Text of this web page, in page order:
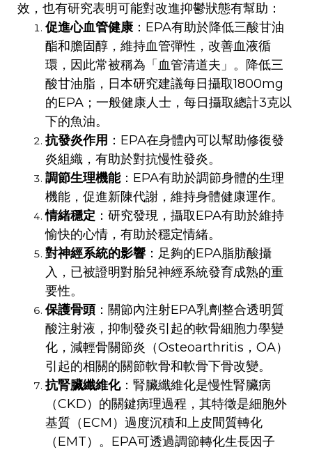
效，也有研究表明可能對改進抑鬱狀態有幫助：
促進心血管健康：EPA有助於降低三酸甘油
酯和膽固醇，維持血管彈性，改善血液循
環，因此常被稱為「血管清道夫」。降低三
酸甘油脂，日本研究建議每日攝取1800mg
的EPA；一般健康人士，每日攝取總計3克以
下的魚油。
抗發炎作用 ：EPA在身體內可以幫助修復發
炎組織，有助於對抗慢性發炎。
調節生理機能：EPA有助於調節身體的生理
機能，促進新陳代謝，維持身體健康運作。
情緒穩定 ：研究發現，攝取EPA有助於維持
愉快的心情，有助於穩定情緒。
對神經系統的影響 ：足夠的EPA脂肪酸攝
入，已被證明對胎兒神經系統發育成熟的重
要性。
保護骨頭：關節內注射EPA乳劑整合透明質
酸注射液，抑制發炎引起的軟骨細胞力學變
化，減輕骨關節炎（Osteoarthritis，OA）
引起的相關的關節軟骨和軟骨下骨改變。
抗腎臟纖維化：腎臟纖維化是慢性腎臟病
（CKD）的關鍵病理過程，其特徵是細胞外
基質（ECM）過度沉積和上皮間質轉化
（EMT）。EPA可透過調節轉化生長因子